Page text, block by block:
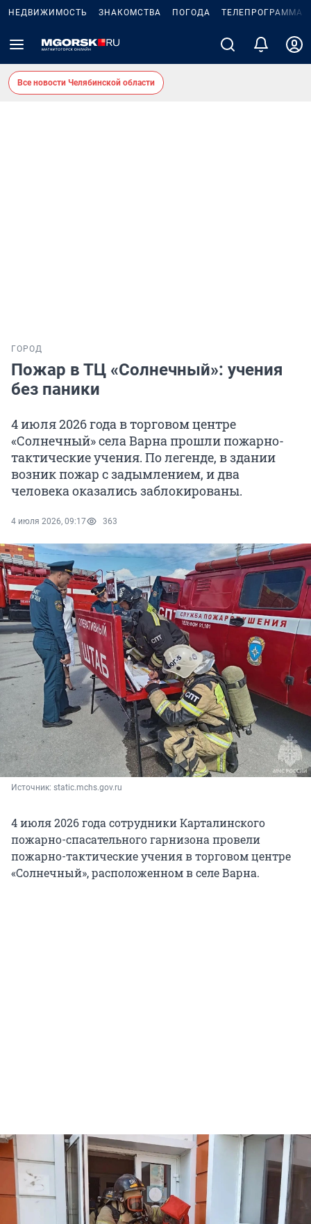
НЕДВИЖИМОСТЬ ЗНАКОМСТВА ПОГОДА ТЕЛЕПРОГРАММА
Все новости Челябинской области
ГОРОД
Пожар в ТЦ «Солнечный»: учения
без паники
4 июля 2026 года в торговом центре
«Солнечный» села Варна прошли пожарно-
тактические учения. По легенде, в здании
возник пожар с задымлением, и два
человека оказались заблокированы.
4 июля 2026, 09:17 363
Источник: static.mchs.gov.ru
4 июля 2026 года сотрудники Карталинского
пожарно-спасательного гарнизона провели
пожарно-тактические учения в торговом центре
«Солнечный», расположенном в селе Варна.